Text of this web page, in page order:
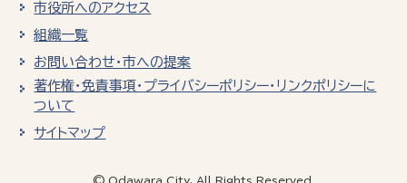
市役所へのアクセス
組織一覧
お問い合わせ・市への提案
著作権・免責事項・プライバシーポリシー・リンクポリシーに
ついて
サイトマップ
© Odawara City, All Rights Reserved.